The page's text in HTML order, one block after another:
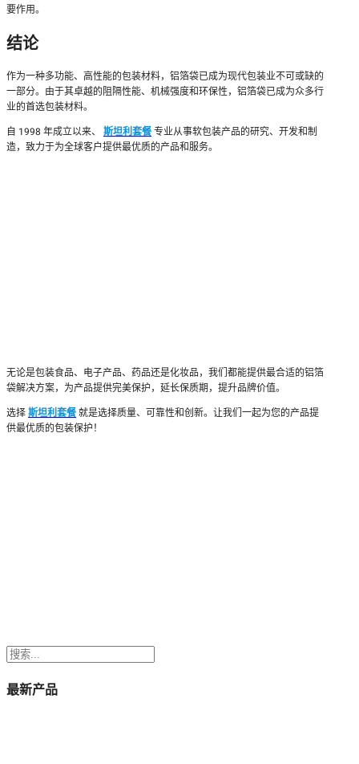
要作用。
结论
作为一种多功能、高性能的包装材料，铝箔袋已成为现代包装业不可或缺的
一部分。由于其卓越的阻隔性能、机械强度和环保性，铝箔袋已成为众多行
业的首选包装材料。
自 1998 年成立以来、 斯坦利套餐专业从事软包装产品的研究、开发和制
造，致力于为全球客户提供最优质的产品和服务。
无论是包装食品、电子产品、药品还是化妆品，我们都能提供最合适的铝箔
袋解决方案，为产品提供完美保护，延长保质期，提升品牌价值。
选择斯坦利套餐就是选择质量、可靠性和创新。让我们一起为您的产品提
供最优质的包装保护！
搜
最新产品